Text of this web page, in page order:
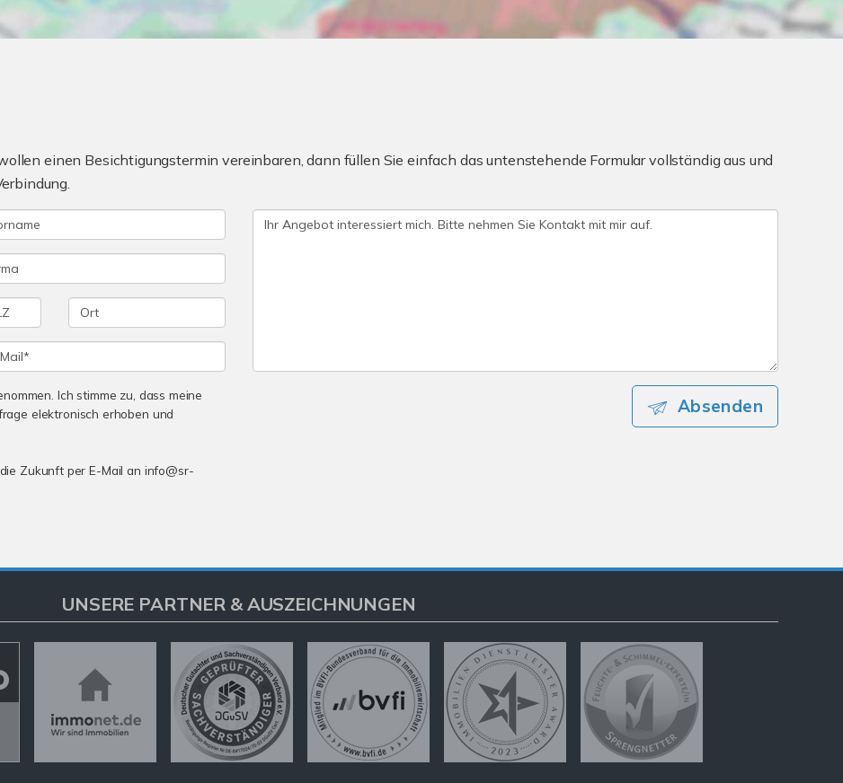
einen Besichtigungstermin vereinbaren, dann füllen Sie einfach das untenstehende Formular vollständig aus und
Ich stimme zu, dass meine
elektronisch erhoben und
Zukunft per E-Mail an info@sr-
Absenden
UNSERE PARTNER & AUSZEICHNUNGEN